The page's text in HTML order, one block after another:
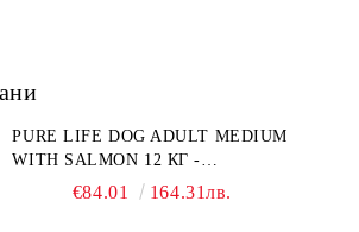
PURE LIFE DOG ADULT MEDIUM
WITH SALMON 12 КГ -
ПЪЛНОЦЕННА ХРАНА ЗА
€84.01 164.31лв.